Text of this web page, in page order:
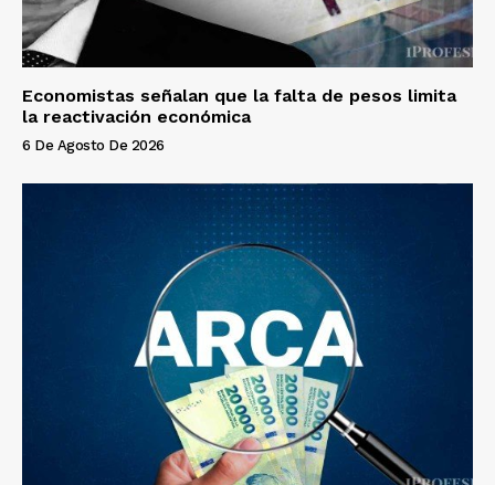
Economistas señalan que la falta de pesos limita
la reactivación económica
6 De Agosto De 2026